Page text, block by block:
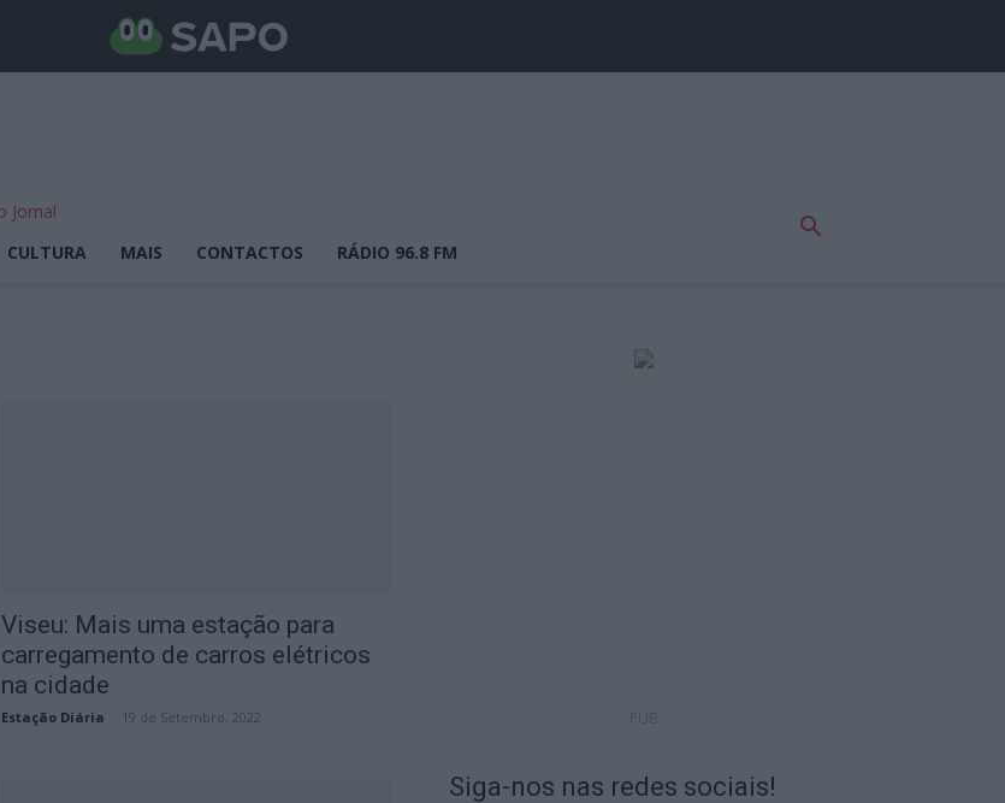
CULTURA MAIS CONTACTOS RÁDIO 96.8 FM
Viseu: Mais uma estação para
carregamento de carros elétricos
na cidade
Estação Diária 19 de Setembro, 2022
Siga-nos nas redes sociais!